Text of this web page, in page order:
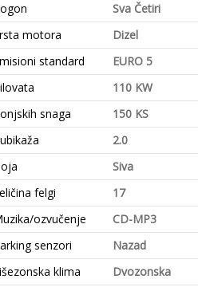
Sva Četiri
motora
Dizel
standard
EURO 5
110 KW
snaga
150 KS
2.0
Siva
felgi
17
ozvučenje
CD-MP3
senzori
Nazad
klima
Dvozonska